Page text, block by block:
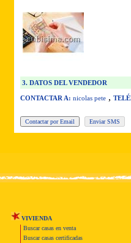
3. DATOS DEL VENDEDOR
CONTACTAR A: nicolas pete ,
VIVIENDA
Buscar casas en venta
Buscar casas certificadas